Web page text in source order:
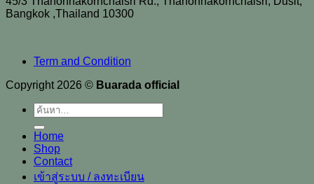
Bangkok ,Thailand 10300
Term and Condition
Copyright 2026 © Buarada official
ค้นหา:
Home
Shop
Contact
เข้าสู่ระบบ / ลงทะเบียน